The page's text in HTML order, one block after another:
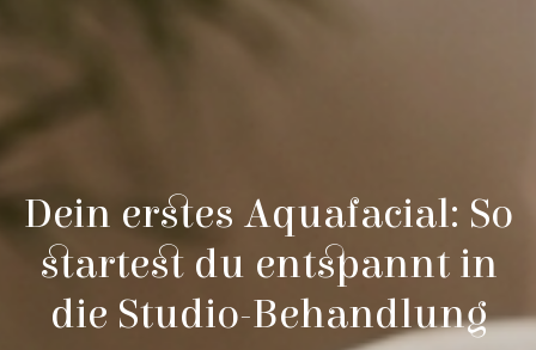
Dein erstes Aquafacial: So
startest du entspannt in
die Studio-Behandlung